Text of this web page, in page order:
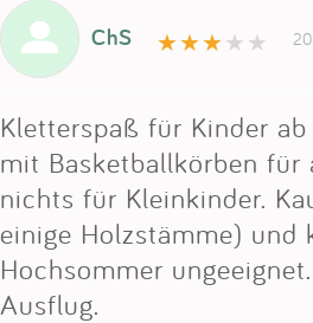
ChS
Kletterspaß für Kinder
mit Basketballkörben für
nichts für Kleinkinder.
einige Holzstämme) und
Hochsommer
Ausflug.